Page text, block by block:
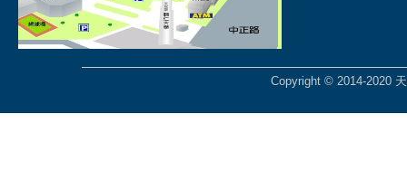
Copyright © 2014-2020